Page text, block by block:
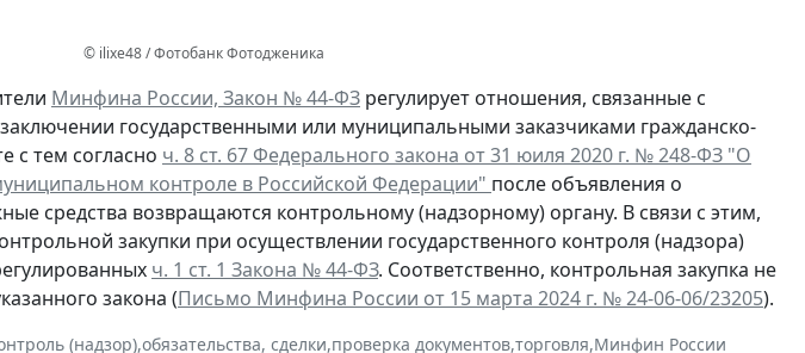
© ilixe48 / Фотобанк Фотодженика
Минфина России, Закон № 44-ФЗ регулирует отношения, связанные с
государственными или муниципальными заказчиками гражданско-
с тем согласно ч. 8 ст. 67 Федерального закона от 31 юиля 2020 г. № 248-ФЗ "О
контроле в Российской Федерации" после объявления о
средства возвращаются контрольному (надзорному) органу. В связи с этим,
закупки при осуществлении государственного контроля (надзора)
ч. 1 ст. 1 Закона № 44-ФЗ. Соответственно, контрольная закупка не
закона (Письмо Минфина России от 15 марта 2024 г. № 24-06-06/23205).
(надзор),обязательства, сделки,проверка документов,торговля,Минфин России